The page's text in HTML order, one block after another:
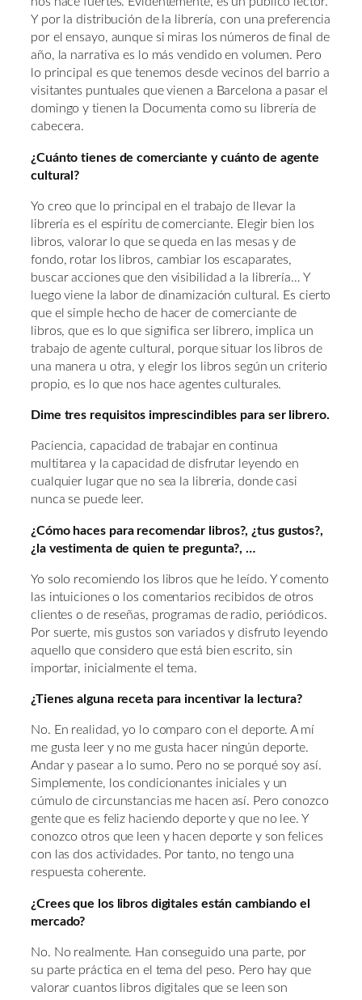
Y por la distribución de la librería, con una preferencia
por el ensayo, aunque si miras los números de final de
año, la narrativa es lo más vendido en volumen. Pero
lo principal es que tenemos desde vecinos del barrio a
visitantes puntuales que vienen a Barcelona a pasar el
domingo y tienen la Documenta como su librería de
cabecera.
¿Cuánto tienes de comerciante y cuánto de agente
cultural?
Yo creo que lo principal en el trabajo de llevar la
librería es el espíritu de comerciante. Elegir bien los
libros, valorar lo que se queda en las mesas y de
fondo, rotar los libros, cambiar los escaparates,
buscar acciones que den visibilidad a la librería… Y
luego viene la labor de dinamización cultural. Es cierto
que el simple hecho de hacer de comerciante de
libros, que es lo que significa ser librero, implica un
trabajo de agente cultural, porque situar los libros de
una manera u otra, y elegir los libros según un criterio
propio, es lo que nos hace agentes culturales.
Dime tres requisitos imprescindibles para ser librero.
Paciencia, capacidad de trabajar en continua
multitarea y la capacidad de disfrutar leyendo en
cualquier lugar que no sea la libreria, donde casi
nunca se puede leer.
¿Cómo haces para recomendar libros?, ¿tus gustos?,
¿la vestimenta de quien te pregunta?, …
Yo solo recomiendo los libros que he leído. Y comento
las intuiciones o los comentarios recibidos de otros
clientes o de reseñas, programas de radio, periódicos.
Por suerte, mis gustos son variados y disfruto leyendo
aquello que considero que está bien escrito, sin
importar, inicialmente el tema.
¿Tienes alguna receta para incentivar la lectura?
No. En realidad, yo lo comparo con el deporte. A mí
me gusta leer y no me gusta hacer ningún deporte.
Andar y pasear a lo sumo. Pero no se porqué soy así.
Simplemente, los condicionantes iniciales y un
cúmulo de circunstancias me hacen así. Pero conozco
gente que es feliz haciendo deporte y que no lee. Y
conozco otros que leen y hacen deporte y son felices
con las dos actividades. Por tanto, no tengo una
respuesta coherente.
¿Crees que los libros digitales están cambiando el
mercado?
No. No realmente. Han conseguido una parte, por
su parte práctica en el tema del peso. Pero hay que
valorar cuantos libros digitales que se leen son